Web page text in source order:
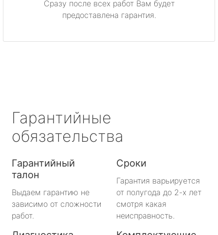
Приозерск
Сясьстрой
Тосно
Шлиссельбург
Сразу после всех работ Вам будет
предоставлена гарантия.
Гарантийные
обязательства
Гарантийный
талон
Выдаем гарантию не
зависимо от сложности
работ.
Сроки
Гарантия варьируется
от полугода до 2-х лет
смотря какая
неисправность.